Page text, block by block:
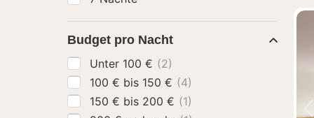
Budget pro Nacht
Unter 100 € (2)
100 € bis 150 € (4)
150 € bis 200 € (1)